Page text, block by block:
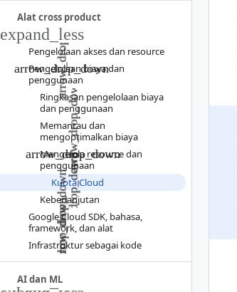
Alat cross product
Pengelolaan akses dan resource
Pengelolaan biaya dan
penggunaan
Ringkasan pengelolaan biaya
dan penggunaan
Memantau dan
mengoptimalkan biaya
Mengelola resource dan
penggunaan
Kuota Cloud
Keberlanjutan
Google Cloud SDK, bahasa,
framework,dan alat
Infrastruktur sebagai kode
AI dan ML